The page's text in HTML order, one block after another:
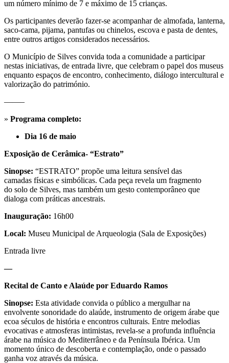
um número mínimo de 7 e máximo de 15 crianças.
Os participantes deverão fazer-se acompanhar de almofada, lanterna,
saco-cama, pijama, pantufas ou chinelos, escova e pasta de dentes,
entre outros artigos considerados necessários.
O Município de Silves convida toda a comunidade a participar
nestas iniciativas, de entrada livre, que celebram o papel dos museus
enquanto espaços de encontro, conhecimento, diálogo intercultural e
valorização do património.
——–
» Programa completo:
Dia 16 de maio
Exposição de Cerâmica- “Estrato”
Sinopse: “ESTRATO” propõe uma leitura sensível das
camadas físicas e simbólicas. Cada peça revela um fragmento
do solo de Silves, mas também um gesto contemporâneo que
dialoga com práticas ancestrais.
Inauguração: 16h00
Local: Museu Municipal de Arqueologia (Sala de Exposições)
Entrada livre
—
Recital de Canto e Alaúde por Eduardo Ramos
Sinopse: Esta atividade convida o público a mergulhar na
envolvente sonoridade do alaúde, instrumento de origem árabe que
ecoa séculos de história e encontros culturais. Entre melodias
evocativas e atmosferas intimistas, revela-se a profunda influência
árabe na música do Mediterrâneo e da Península Ibérica. Um
momento único de descoberta e contemplação, onde o passado
ganha voz através da música.